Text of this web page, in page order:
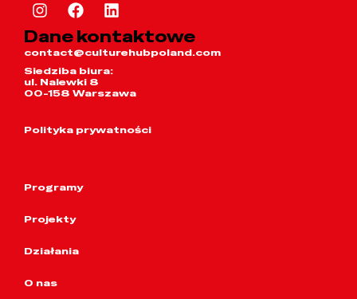
Dane kontaktowe
contact@culturehubpoland.com
Siedziba biura:
ul. Nalewki 8
00-158 Warszawa
Polityka prywatności
Programy
Projekty
Działania
O nas